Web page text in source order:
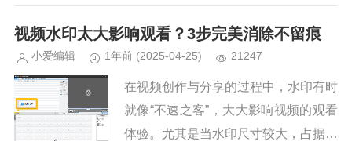
挥无人机素材优势，又能兼顾操作便捷
性的剪辑软件？本文将深度测评五...
视频水印太大影响观看？3步完美消除不留痕
小爱编辑 1年前 (2025-04-25) 21247
在视频创作与分享的过程中，水印有时
就像“不速之客”，大大影响视频的观看
体验。尤其是当水印尺寸较大，占据了